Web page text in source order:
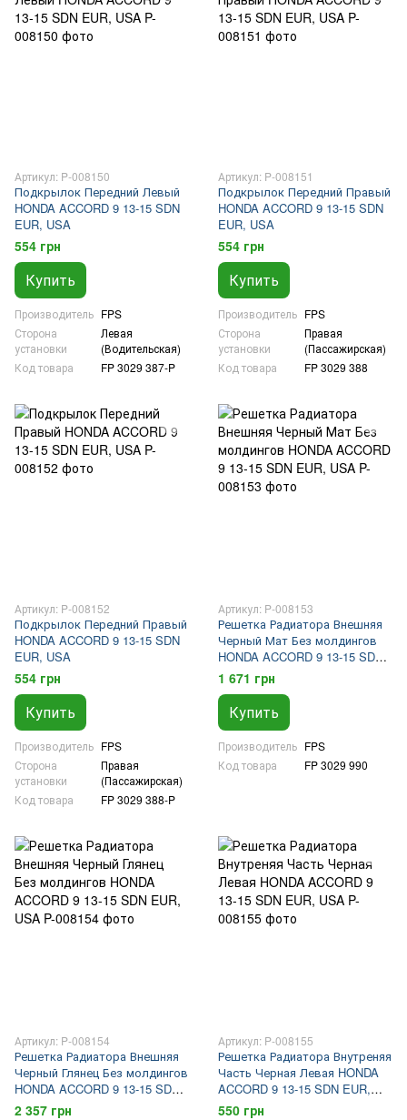
Артикул: P-008150
Подкрылок Передний Левый
HONDA ACCORD 9 13-15 SDN
EUR, USA
554 грн
Купить
Производитель FPS
Сторона
установки
Левая
(Водительская)
Код товара
FP 3029 387-P
Артикул: P-008151
Подкрылок Передний Правый
HONDA ACCORD 9 13-15 SDN
EUR, USA
554 грн
Купить
Производитель FPS
Сторона
установки
Правая
(Пассажирская)
Код товара
FP 3029 388
Артикул: P-008152
Подкрылок Передний Правый
HONDA ACCORD 9 13-15 SDN
EUR, USA
554 грн
Купить
Производитель FPS
Сторона
установки
Правая
(Пассажирская)
Код товара
FP 3029 388-P
Артикул: P-008153
Решетка Радиатора Внешняя
Черный Мат Без молдингов
HONDA ACCORD 9 13-15 SDN
EUR, USA
1 671 грн
Купить
Производитель FPS
Код товара
FP 3029 990
Артикул: P-008154
Решетка Радиатора Внешняя
Черный Глянец Без молдингов
HONDA ACCORD 9 13-15 SDN
EUR, USA
2 357 грн
Артикул: P-008155
Решетка Радиатора Внутреняя
Часть Черная Левая HONDA
ACCORD 9 13-15 SDN EUR,
USA
550 грн